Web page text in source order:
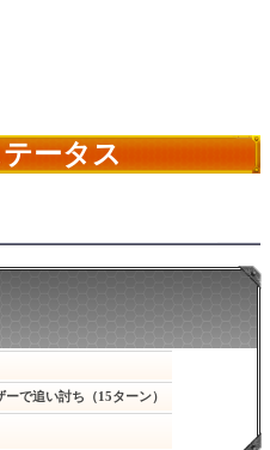
ータス
で追い討ち（15ターン）